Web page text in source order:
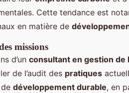
Cette tendance est
en matière de
missions
d’un consultant en gestion de
de l’audit des pratiques
développement durable, en